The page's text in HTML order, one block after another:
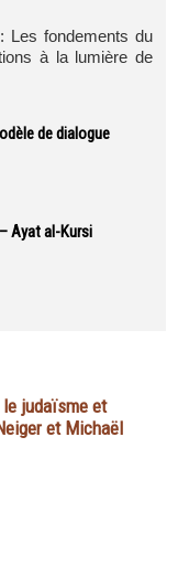
Les fondements du
à la lumière de
de dialogue
Ayat al-Kursi
le judaïsme et
et Michaël